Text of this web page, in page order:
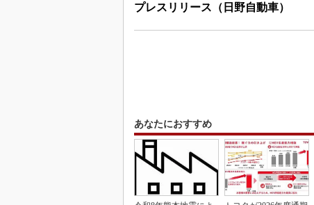
プレスリリース（日野自動車）
あなたにおすすめ